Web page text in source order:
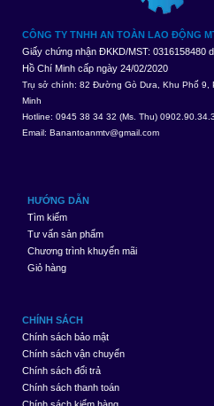
CÔNG TY TNHH AN TOÀN LAO ĐỘNG
Giấy chứng nhận ĐKKD/MST: 0316158480
Hồ Chí Minh cấp ngày 24/02/2020
Trụ sở chính: 82 Đường Gò Dưa, Khu Phố 9,
Minh
Hotline: 0945 38 34 32 (Ms. Thu)
Email: Banantoanmtv@gmail.com
HƯỚNG DẪN
Tìm kiếm
Tư vấn sản phẩm
Chương trình khuyến mãi
Giỏ hàng
CHÍNH SÁCH
Chính sách bảo mật
Chính sách vận chuyển
Chính sách đổi trả
Chính sách thanh toán